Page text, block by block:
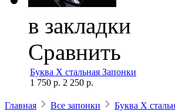
в закладки
Сравнить
Буква Х стальная Запонки
1 750 р. 2 250 р.
Главная Все запонки Буква Х